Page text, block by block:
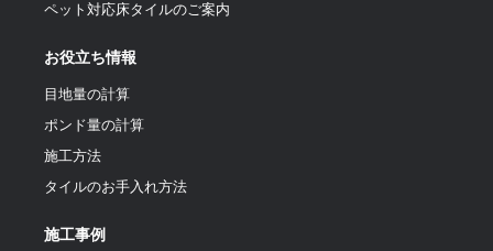
ペット対応床タイルのご案内
お役立ち情報
目地量の計算
ポンド量の計算
施工方法
タイルのお手入れ方法
施工事例